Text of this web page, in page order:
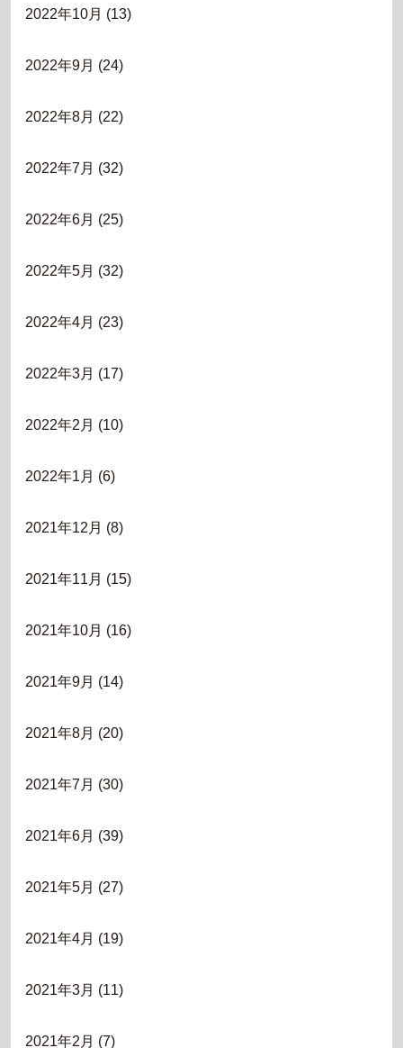
2022年10月 (13)
2022年9月 (24)
2022年8月 (22)
2022年7月 (32)
2022年6月 (25)
2022年5月 (32)
2022年4月 (23)
2022年3月 (17)
2022年2月 (10)
2022年1月 (6)
2021年12月 (8)
2021年11月 (15)
2021年10月 (16)
2021年9月 (14)
2021年8月 (20)
2021年7月 (30)
2021年6月 (39)
2021年5月 (27)
2021年4月 (19)
2021年3月 (11)
2021年2月 (7)